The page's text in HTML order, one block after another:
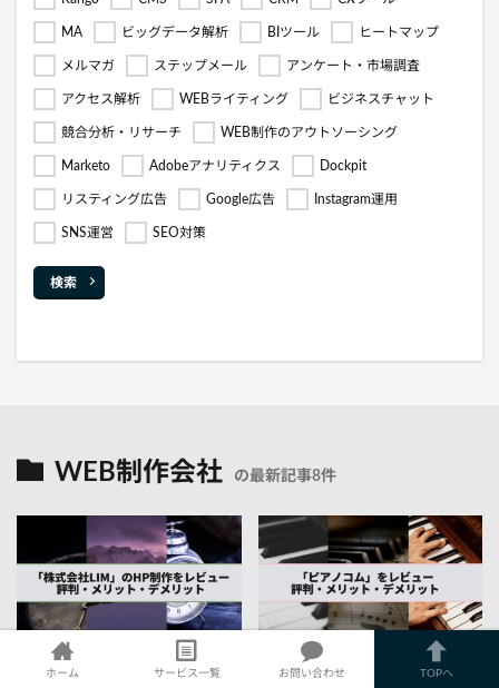
MA ビッグデータ解析 BIツール ヒートマップ
メルマガ ステップメール アンケート・市場調査
アクセス解析 WEBライティング ビジネスチャット
競合分析・リサーチ WEB制作のアウトソーシング
Marketo Adobeアナリティクス Dockpit
リスティング広告 Google広告 Instagram運用
SNS運営 SEO対策
検索
WEB制作会社 の最新記事8件
2026年3月17日 2022年11月20日
ホーム サービス一覧 お問い合わせ TOPへ